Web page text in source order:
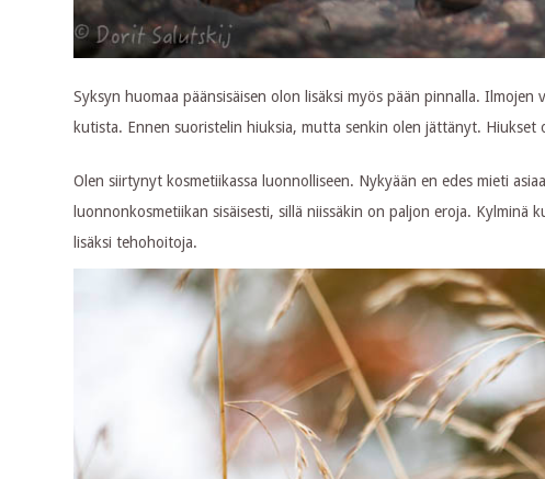
Syksyn huomaa päänsisäisen olon lisäksi myös pään pinnalla.
kutista. Ennen suoristelin hiuksia, mutta senkin olen jättänyt.
Olen siirtynyt kosmetiikassa luonnolliseen. Nykyään en edes mieti
luonnonkosmetiikan sisäisesti, sillä niissäkin on paljon eroja.
lisäksi tehohoitoja.